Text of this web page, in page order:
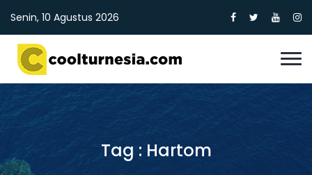
Senin, 10 Agustus 2026
Tag : Hartom